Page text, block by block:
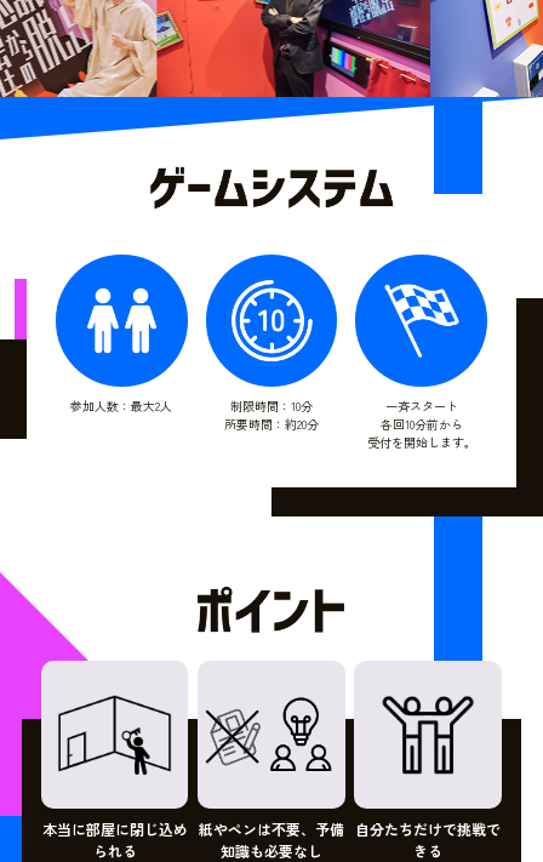
参加人数：最大2人
制限時間：10分
所要時間：約20分
一斉スタート
各回10分前から
受付を開始します。
本当に部屋に閉じ込め
られる
紙やペンは不要、予備
知識も必要なし
自分たちだけで挑戦で
きる